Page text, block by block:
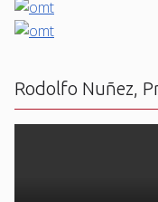
Rodolfo Nuñez,